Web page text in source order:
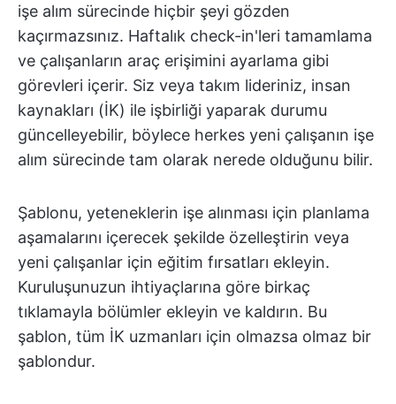
işe alım sürecinde hiçbir şeyi gözden
kaçırmazsınız. Haftalık check-in'leri tamamlama
ve çalışanların araç erişimini ayarlama gibi
görevleri içerir. Siz veya takım lideriniz, insan
kaynakları (İK) ile işbirliği yaparak durumu
güncelleyebilir, böylece herkes yeni çalışanın işe
alım sürecinde tam olarak nerede olduğunu bilir.
Şablonu, yeteneklerin işe alınması için planlama
aşamalarını içerecek şekilde özelleştirin veya
yeni çalışanlar için eğitim fırsatları ekleyin.
Kuruluşunuzun ihtiyaçlarına göre birkaç
tıklamayla bölümler ekleyin ve kaldırın. Bu
şablon, tüm İK uzmanları için olmazsa olmaz bir
şablondur.